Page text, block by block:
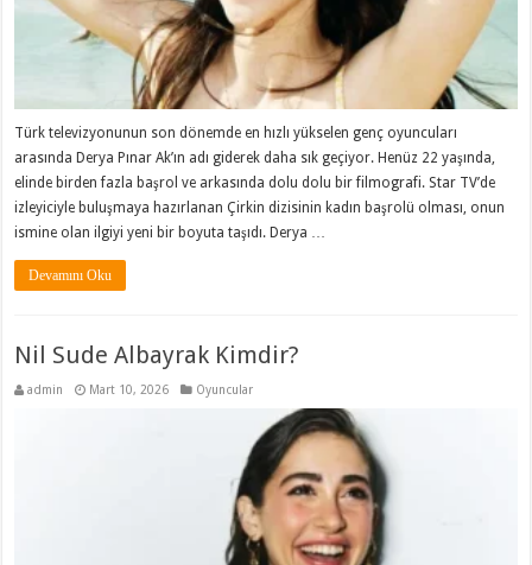
Türk televizyonunun son dönemde en hızlı yükselen genç oyuncuları
arasında Derya Pınar Ak’ın adı giderek daha sık geçiyor. Henüz 22 yaşında,
elinde birden fazla başrol ve arkasında dolu dolu bir filmografi. Star TV’de
izleyiciyle buluşmaya hazırlanan Çirkin dizisinin kadın başrolü olması, onun
ismine olan ilgiyi yeni bir boyuta taşıdı. Derya …
Devamını Oku
Nil Sude Albayrak Kimdir?
admin Mart 10, 2026 Oyuncular